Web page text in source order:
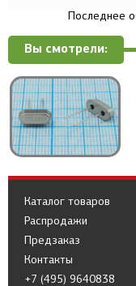
Последнее
Вы смотрели:
Каталог товаров
Распродажи
Предзаказ
Контакты
+7 (495) 9640838